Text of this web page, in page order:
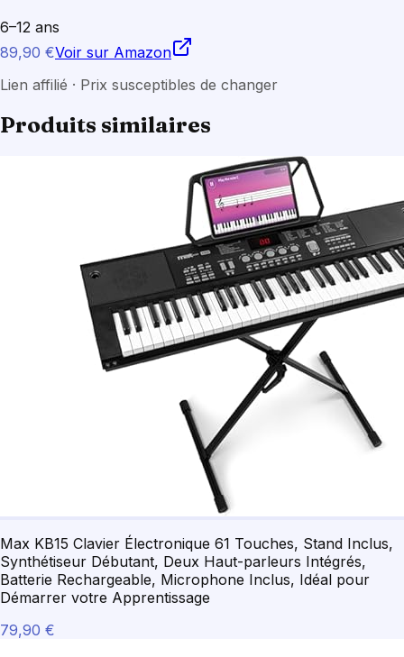
6–12 ans
89,90 €Voir sur Amazon
Lien affilié · Prix susceptibles de changer
Produits similaires
Max KB15 Clavier Électronique 61 Touches, Stand Inclus,
Synthétiseur Débutant, Deux Haut-parleurs Intégrés,
Batterie Rechargeable, Microphone Inclus, Idéal pour
Démarrer votre Apprentissage
79,90 €